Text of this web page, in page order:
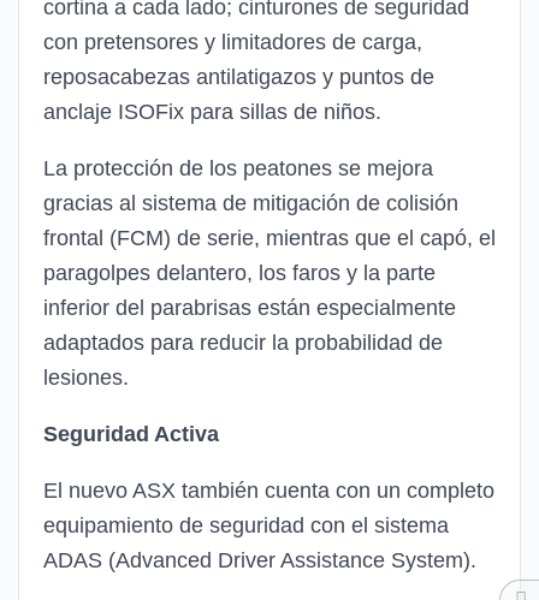
cortina a cada lado; cinturones de seguridad
con pretensores y limitadores de carga,
reposacabezas antilatigazos y puntos de
anclaje ISOFix para sillas de niños.
La protección de los peatones se mejora
gracias al sistema de mitigación de colisión
frontal (FCM) de serie, mientras que el capó, el
paragolpes delantero, los faros y la parte
inferior del parabrisas están especialmente
adaptados para reducir la probabilidad de
lesiones.
Seguridad Activa
El nuevo ASX también cuenta con un completo
equipamiento de seguridad con el sistema
ADAS (Advanced Driver Assistance System).